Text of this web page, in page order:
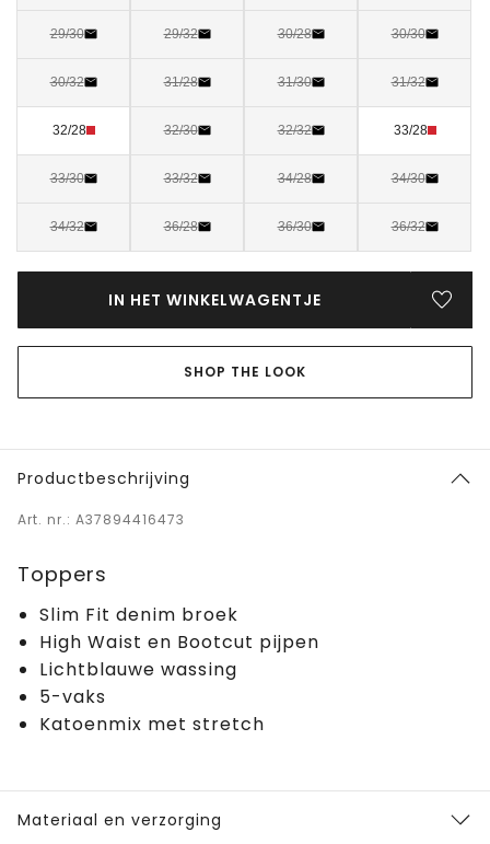
29/30 29/32 30/28 30/30
30/32 31/28 31/30 31/32
32/28 32/30 32/32 33/28
33/30 33/32 34/28 34/30
34/32 36/28 36/30 36/32
IN HET WINKELWAGENTJE
SHOP THE LOOK
Productbeschrijving
Art. nr.: A37894416473
Toppers
Slim Fit denim broek
High Waist en Bootcut pijpen
Lichtblauwe wassing
5-vaks
Katoenmix met stretch
Materiaal en verzorging